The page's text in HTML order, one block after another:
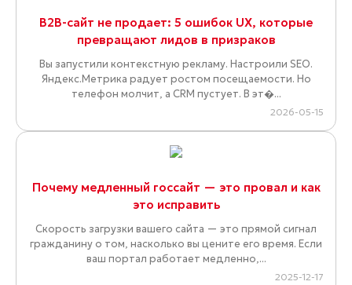
B2B-сайт не продает: 5 ошибок UX, которые
превращают лидов в призраков
Вы запустили контекстную рекламу. Настроили SEO.
Яндекс.Метрика радует ростом посещаемости. Но
телефон молчит, а CRM пустует. В эт�...
2026-05-15
Почему медленный госсайт — это провал и как
это исправить
Скорость загрузки вашего сайта — это прямой сигнал
гражданину о том, насколько вы цените его время. Если
ваш портал работает медленно,...
2025-12-17